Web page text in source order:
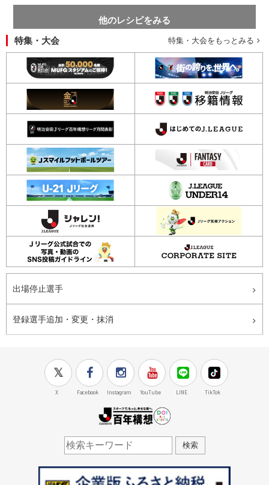
他のレシピをみる
特集・大会
特集・大会をもっとみる
出場停止選手
登録選手追加・変更・抹消
X Facebook Instagram YouTube LINE TikTok
検索